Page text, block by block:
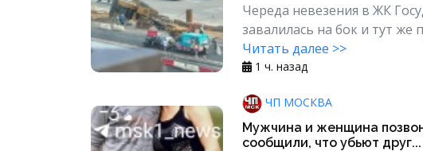
Череда невезения в ЖК
завалилась на бок и тут
Читать далее >>
1 ч. назад
ЧП МОСКВА
Мужчина и женщина
сообщили, что убьют друг...